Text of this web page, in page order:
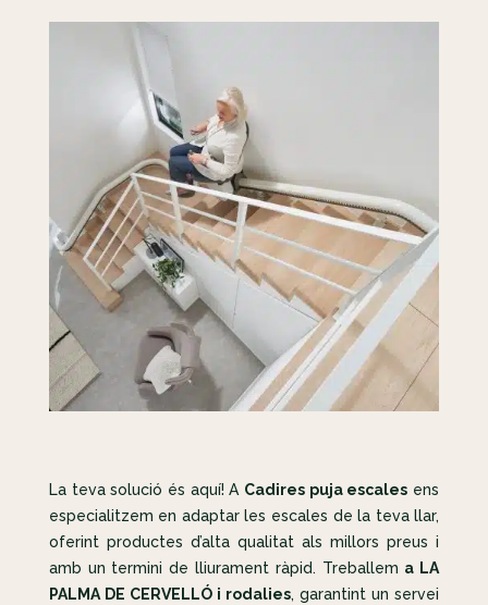
La teva solució és aquí! A Cadires puja escales ens
especialitzem en adaptar les escales de la teva llar,
oferint productes d’alta qualitat als millors preus i
amb un termini de lliurament ràpid. Treballem a LA
PALMA DE CERVELLÓ i rodalies, garantint un servei